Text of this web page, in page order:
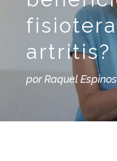
artritis?
porRaquel